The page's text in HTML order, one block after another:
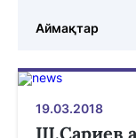
Аймақтар
19.03.2018
Ш.Сариев